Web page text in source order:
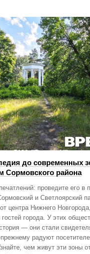
до современных
Сормовского района
проведите его в
и Светлоярский
центра Нижнего
города. У этих
— они стали
радуют
чем живут эти зоны